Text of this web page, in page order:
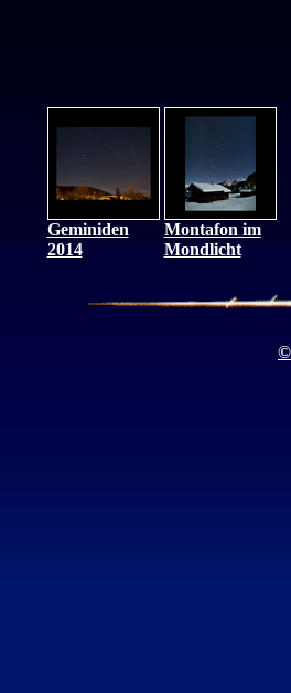
Geminiden
2014
Montafon im
Mondlicht
©